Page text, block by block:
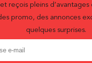
reçois pleins
promo, des annonces
quelques surprises.